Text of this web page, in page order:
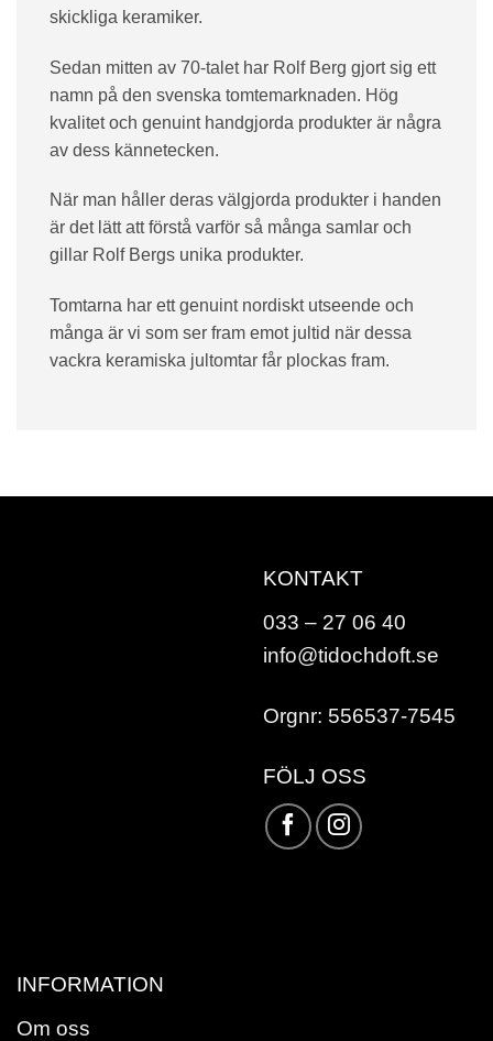
skickliga keramiker.
Sedan mitten av 70-talet har Rolf Berg gjort sig ett
namn på den svenska tomtemarknaden. Hög
kvalitet och genuint handgjorda produkter är några
av dess kännetecken.
När man håller deras välgjorda produkter i handen
är det lätt att förstå varför så många samlar och
gillar Rolf Bergs unika produkter.
Tomtarna har ett genuint nordiskt utseende och
många är vi som ser fram emot jultid när dessa
vackra keramiska jultomtar får plockas fram.
KONTAKT
033 – 27 06 40
info@tidochdoft.se
Orgnr: 556537-7545
FÖLJ OSS
INFORMATION
Om oss